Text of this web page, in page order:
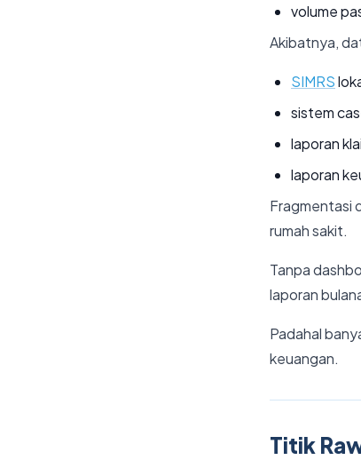
volume
Akibatnya,
SIMRS
sistem
laporan
laporan
Fragmentasi
rumah sakit.
Tanpa
laporan
Padahal
keuangan.
Titik